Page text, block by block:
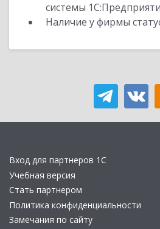
системы
Наличие у фирмы
Вход для партнеров 1С
Учебная версия
Стать партнером
Политика конфиденциальности
Замечания по сайту